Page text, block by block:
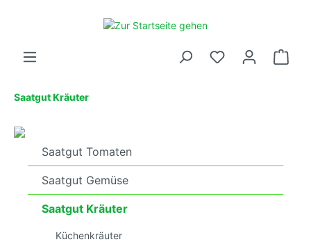
Saatgut Kräuter
Saatgut Tomaten
Saatgut Gemüse
Saatgut Kräuter
Küchenkräuter